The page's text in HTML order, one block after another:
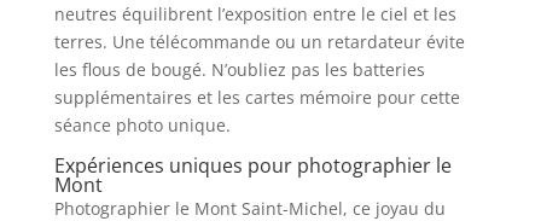
neutres équilibrent l’exposition entre le ciel et les
terres. Une télécommande ou un retardateur évite
les flous de bougé. N’oubliez pas les batteries
supplémentaires et les cartes mémoire pour cette
séance photo unique.
Expériences uniques pour photographier le
Mont
Photographier le Mont Saint-Michel, ce joyau du